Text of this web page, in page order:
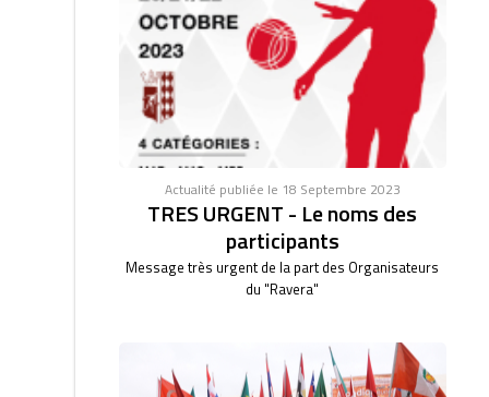
Actualité publiée le 18 Septembre 2023
TRES URGENT - Le noms des
participants
Message très urgent de la part des Organisateurs
du "Ravera"